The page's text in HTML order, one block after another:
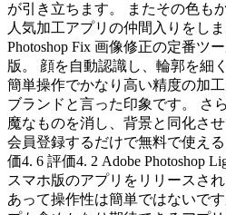
が引き立ちます。 またその色も
人気加工アプリの仲間入りをし
Photoshop Fix 画像修正の定番ツ
版。 顔を自動認識し、輪郭を細
簡単操作でかなり高い精度の加
ブランドと言った印象です。 さ
魔なものを消し、背景と同化さ
会員登録するだけで無料で使え
価4. 6 評価4. 2 Adobe Photoshop
スマホ版のアプリをリリースさ
あって操作性は簡単ではないで